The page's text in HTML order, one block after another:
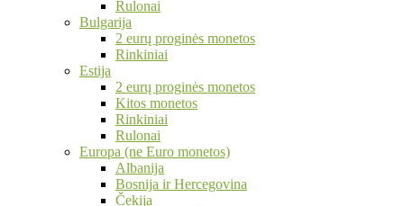
Rulonai
Bulgarija
2 eurų proginės monetos
Rinkiniai
Estija
2 eurų proginės monetos
Kitos monetos
Rinkiniai
Rulonai
Europa (ne Euro monetos)
Albanija
Bosnija ir Hercegovina
Čekija